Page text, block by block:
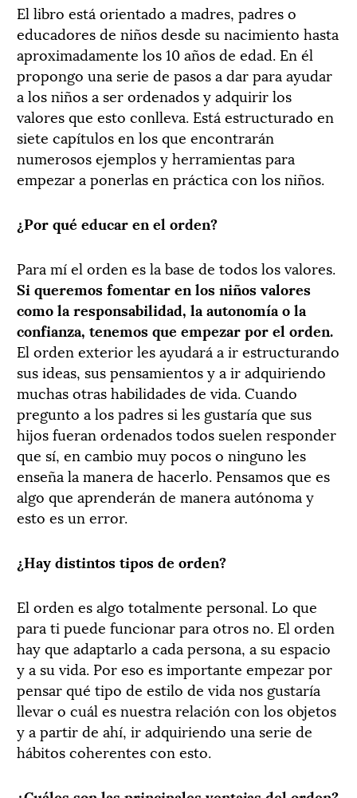
El libro está orientado a madres, padres o
educadores de niños desde su nacimiento hasta
aproximadamente los 10 años de edad. En él
propongo una serie de pasos a dar para ayudar
a los niños a ser ordenados y adquirir los
valores que esto conlleva. Está estructurado en
siete capítulos en los que encontrarán
numerosos ejemplos y herramientas para
empezar a ponerlas en práctica con los niños.
¿Por qué educar en el orden?
Para mí el orden es la base de todos los valores.
Si queremos fomentar en los niños valores
como la responsabilidad, la autonomía o la
confianza, tenemos que empezar por el orden.
El orden exterior les ayudará a ir estructurando
sus ideas, sus pensamientos y a ir adquiriendo
muchas otras habilidades de vida. Cuando
pregunto a los padres si les gustaría que sus
hijos fueran ordenados todos suelen responder
que sí, en cambio muy pocos o ninguno les
enseña la manera de hacerlo. Pensamos que es
algo que aprenderán de manera autónoma y
esto es un error.
¿Hay distintos tipos de orden?
El orden es algo totalmente personal. Lo que
para ti puede funcionar para otros no. El orden
hay que adaptarlo a cada persona, a su espacio
y a su vida. Por eso es importante empezar por
pensar qué tipo de estilo de vida nos gustaría
llevar o cuál es nuestra relación con los objetos
y a partir de ahí, ir adquiriendo una serie de
hábitos coherentes con esto.